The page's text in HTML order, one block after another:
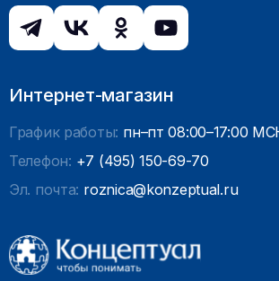
Интернет-магазин
График работы: пн–пт 08:00–17:00
Телефон: +7 (495) 150-69-70
Эл. почта: roznica@konzeptual.ru